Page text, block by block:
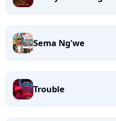
Sema Ng'we
Trouble